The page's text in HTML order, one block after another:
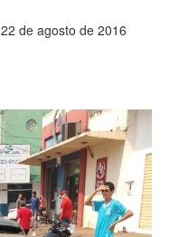
22 de agosto de 2016